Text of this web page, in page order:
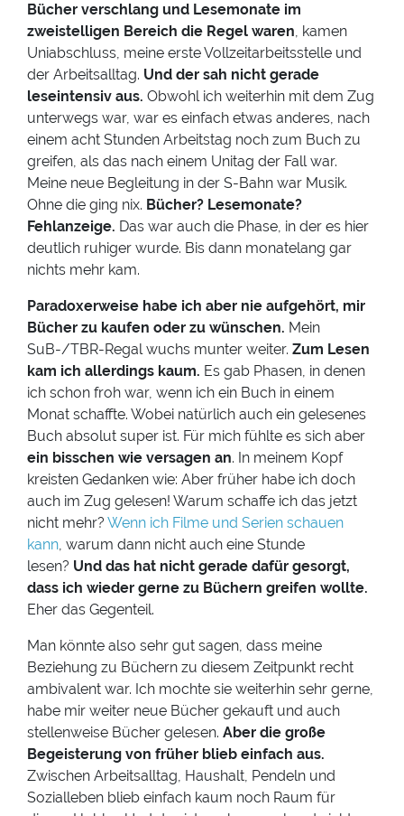
Bücher verschlang und Lesemonate im
zweistelligen Bereich die Regel waren, kamen
Uniabschluss, meine erste Vollzeitarbeitsstelle und
der Arbeitsalltag. Und der sah nicht gerade
leseintensiv aus. Obwohl ich weiterhin mit dem Zug
unterwegs war, war es einfach etwas anderes, nach
einem acht Stunden Arbeitstag noch zum Buch zu
greifen, als das nach einem Unitag der Fall war.
Meine neue Begleitung in der S-Bahn war Musik.
Ohne die ging nix. Bücher? Lesemonate?
Fehlanzeige. Das war auch die Phase, in der es hier
deutlich ruhiger wurde. Bis dann monatelang gar
nichts mehr kam.
Paradoxerweise habe ich aber nie aufgehört, mir
Bücher zu kaufen oder zu wünschen. Mein
SuB-/TBR-Regal wuchs munter weiter. Zum Lesen
kam ich allerdings kaum. Es gab Phasen, in denen
ich schon froh war, wenn ich ein Buch in einem
Monat schaffte. Wobei natürlich auch ein gelesenes
Buch absolut super ist. Für mich fühlte es sich aber
ein bisschen wie versagen an. In meinem Kopf
kreisten Gedanken wie: Aber früher habe ich doch
auch im Zug gelesen! Warum schaffe ich das jetzt
nicht mehr? Wenn ich Filme und Serien schauen
kann, warum dann nicht auch eine Stunde
lesen? Und das hat nicht gerade dafür gesorgt,
dass ich wieder gerne zu Büchern greifen wollte.
Eher das Gegenteil.
Man könnte also sehr gut sagen, dass meine
Beziehung zu Büchern zu diesem Zeitpunkt recht
ambivalent war. Ich mochte sie weiterhin sehr gerne,
habe mir weiter neue Bücher gekauft und auch
stellenweise Bücher gelesen. Aber die große
Begeisterung von früher blieb einfach aus.
Zwischen Arbeitsalltag, Haushalt, Pendeln und
Sozialleben blieb einfach kaum noch Raum für